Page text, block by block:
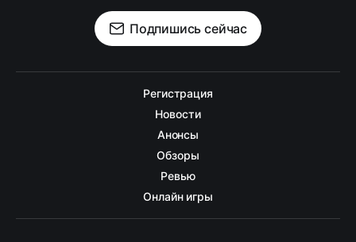
Подпишись сейчас
Регистрация
Новости
Анонсы
Обзоры
Ревью
Онлайн игры